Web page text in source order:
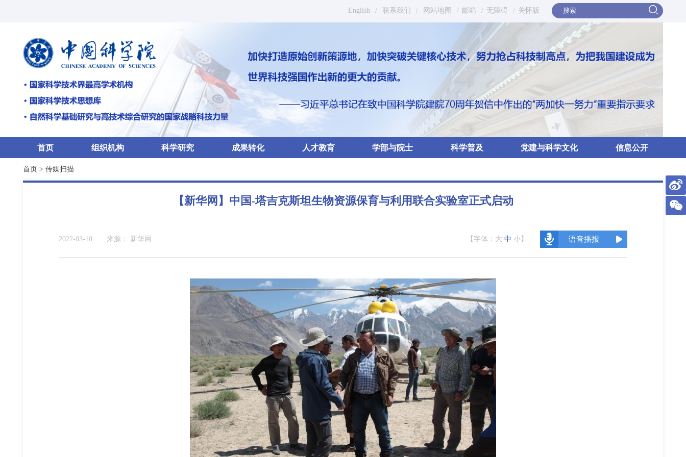
English / 联系我们 / 网站地图 / 邮箱 / 无障碍 / 关怀版
首页 组织机构 科学研究 成果转化 人才教育 学部与院士 科学普及 党建与科学文化 信息公开
首页 > 传媒扫描
【新华网】中国-塔吉克斯坦生物资源保育与利用联合实验室正式启动
2022-03-10 来源： 新华网 【字体： 大 中 小 】 语音播报